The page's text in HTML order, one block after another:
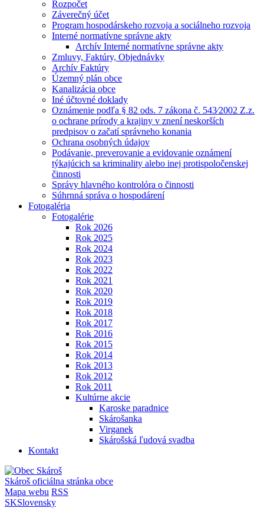
Rozpočet
Záverečný účet
Program hospodárskeho rozvoja a sociálneho rozvoja
Interné normatívne správne akty
Archív Interné normatívne správne akty
Zmluvy, Faktúry, Objednávky
Archív Faktúry
Územný plán obce
Kanalizácia obce
Iné účtovné doklady
Oznámenie podľa § 82 ods. 7 zákona č. 543⁄2002 Z.z.
o ochrane prírody a krajiny v znení neskorších
predpisov o začatí správneho konania
Ochrana osobných údajov
Podávanie, preverovanie a evidovanie oznámení
týkajúcich sa kriminality alebo inej protispoločenskej
činnosti
Správy hlavného kontrolóra o činnosti
Súhrnná správa o hospodárení
Fotogaléria
Fotogalérie
Rok 2026
Rok 2025
Rok 2024
Rok 2023
Rok 2022
Rok 2021
Rok 2020
Rok 2019
Rok 2018
Rok 2017
Rok 2016
Rok 2015
Rok 2014
Rok 2013
Rok 2012
Rok 2011
Kultúrne akcie
Karoske paradnice
Skárošanka
Virganek
Skárošská ľudová svadba
Kontakt
Skároš oficiálna stránka obce
Mapa webu RSS
SKSlovensky